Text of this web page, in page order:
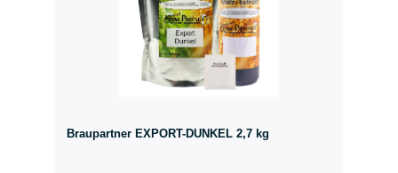
Braupartner EXPORT-DUNKEL 2,7 kg